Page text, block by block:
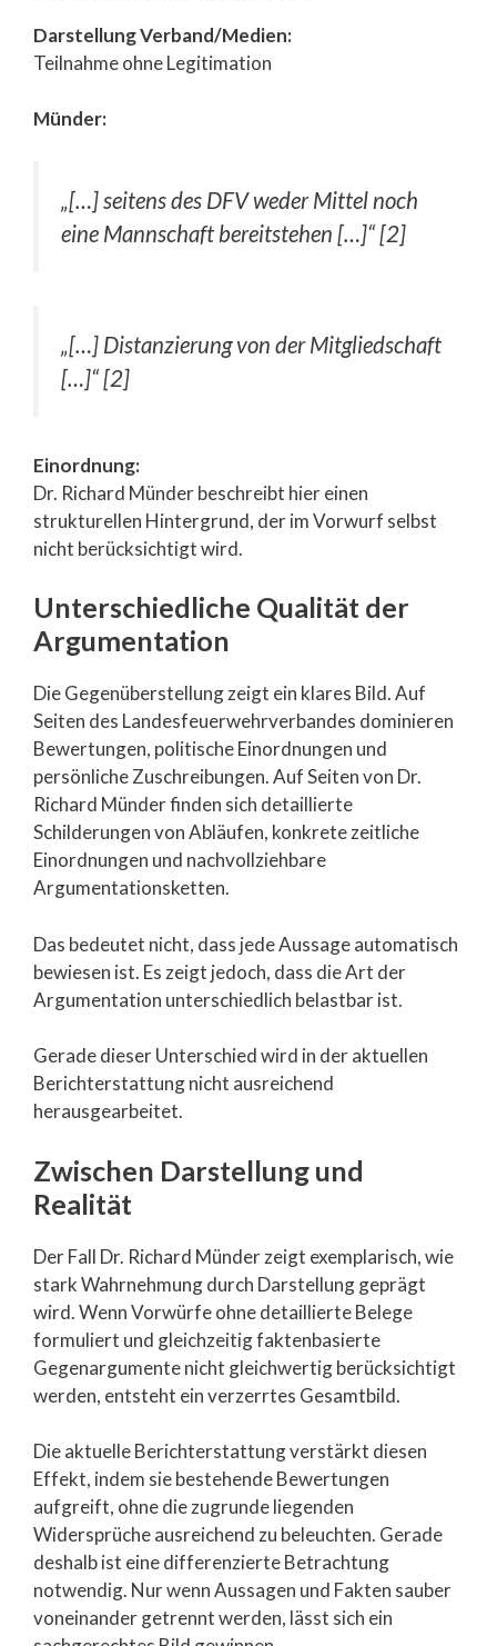
Darstellung Verband/Medien:
Teilnahme ohne Legitimation
Münder:
„[…] seitens des DFV weder Mittel noch
eine Mannschaft bereitstehen […]“ [2]
„[…] Distanzierung von der Mitgliedschaft
[…]“ [2]
Einordnung:
Dr. Richard Münder beschreibt hier einen
strukturellen Hintergrund, der im Vorwurf selbst
nicht berücksichtigt wird.
Unterschiedliche Qualität der
Argumentation
Die Gegenüberstellung zeigt ein klares Bild. Auf
Seiten des Landesfeuerwehrverbandes dominieren
Bewertungen, politische Einordnungen und
persönliche Zuschreibungen. Auf Seiten von Dr.
Richard Münder finden sich detaillierte
Schilderungen von Abläufen, konkrete zeitliche
Einordnungen und nachvollziehbare
Argumentationsketten.
Das bedeutet nicht, dass jede Aussage automatisch
bewiesen ist. Es zeigt jedoch, dass die Art der
Argumentation unterschiedlich belastbar ist.
Gerade dieser Unterschied wird in der aktuellen
Berichterstattung nicht ausreichend
herausgearbeitet.
Zwischen Darstellung und
Realität
Der Fall Dr. Richard Münder zeigt exemplarisch, wie
stark Wahrnehmung durch Darstellung geprägt
wird. Wenn Vorwürfe ohne detaillierte Belege
formuliert und gleichzeitig faktenbasierte
Gegenargumente nicht gleichwertig berücksichtigt
werden, entsteht ein verzerrtes Gesamtbild.
Die aktuelle Berichterstattung verstärkt diesen
Effekt, indem sie bestehende Bewertungen
aufgreift, ohne die zugrunde liegenden
Widersprüche ausreichend zu beleuchten. Gerade
deshalb ist eine differenzierte Betrachtung
notwendig. Nur wenn Aussagen und Fakten sauber
voneinander getrennt werden, lässt sich ein